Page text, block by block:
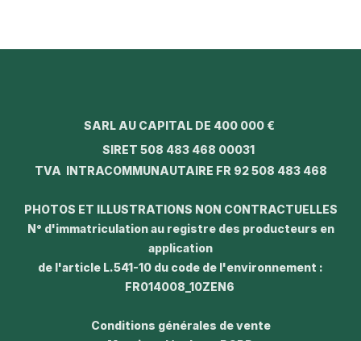
SARL AU CAPITAL DE 400 000 €
SIRET 508 483 468 00031
TVA INTRACOMMUNAUTAIRE FR 92 508 483 468
PHOTOS ET ILLUSTRATIONS NON CONTRACTUELLES
N° d'immatriculation au registre des producteurs en
application
de l'article L.541-10 du code de l'environnement :
FR014008_10ZEN6
Conditions générales de vente